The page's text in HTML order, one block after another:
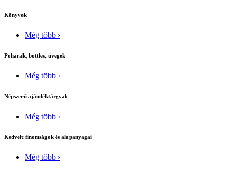
Könyvek
Még több ›
Poharak, bottles, üvegek
Még több ›
Népszerű ajándéktárgyak
Még több ›
Kedvelt finomságok és alapanyagai
Még több ›